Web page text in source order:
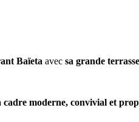
Baïeta avec sa grande terrasse
cadre moderne, convivial et